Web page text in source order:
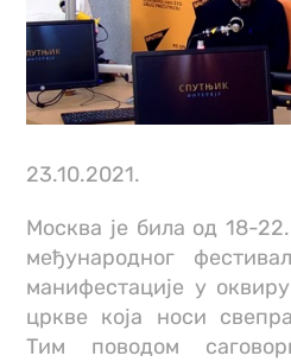
23.10.2021.
Москва је била од 18-
међународног
манифестације у
цркве која носи
Тим поводом